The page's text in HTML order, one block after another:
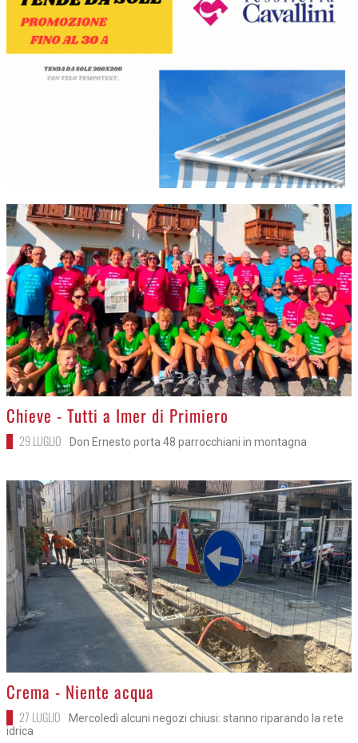
>
Chieve - Tutti a Imer di Primiero
29 LUGLIO Don Ernesto porta 48 parrocchiani in montagna
>
Crema - Niente acqua
27 LUGLIO
Mercoledì alcuni negozi chiusi: stanno riparando la rete
idrica